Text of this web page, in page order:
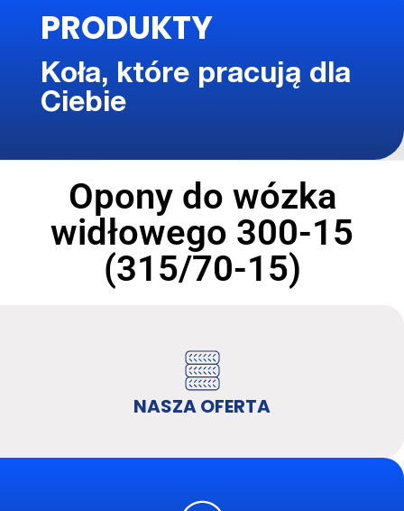
PRODUKTY
Koła, które pracują dla
Ciebie
Opony do wózka
widłowego 300-15
(315/70-15)
NASZA OFERTA